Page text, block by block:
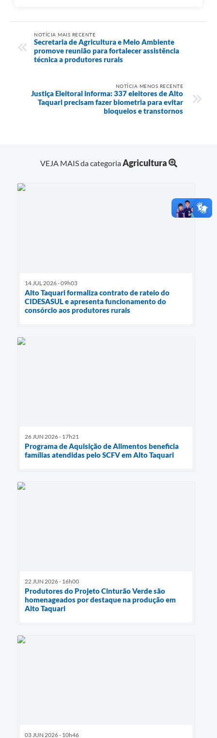
NOTÍCIA MAIS RECENTE
Secretaria de Agricultura e Meio Ambiente
promove reunião para fortalecer assistência
técnica a produtores rurais
NOTÍCIA MENOS RECENTE
Justiça Eleitoral informa: 337 eleitores de Alto
Taquari precisam fazer biometria para evitar
bloqueios e transtornos
VEJA MAIS da categoriaAgricultura
14 JUL 2026 - 09h03
Alto Taquari formaliza contrato de rateio do
CIDESASUL e apresenta funcionamento do
consórcio aos produtores rurais
26 JUN 2026 - 17h21
Programa de Aquisição de Alimentos beneficia
famílias atendidas pelo SCFV em Alto Taquari
22 JUN 2026 - 16h00
Produtores do Projeto Cinturão Verde são
homenageados por destaque na produção em
Alto Taquari
03 JUN 2026 - 10h46